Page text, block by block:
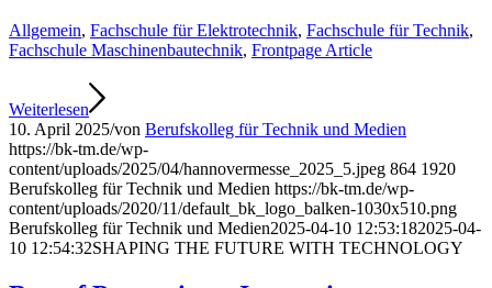
Allgemein, Fachschule für Elektrotechnik, Fachschule für Technik,
Fachschule Maschinenbautechnik, Frontpage Article
Weiterlesen
10. April 2025/von Berufskolleg für Technik und Medien
https://bk-tm.de/wp-
content/uploads/2025/04/hannovermesse_2025_5.jpeg 864 1920
Berufskolleg für Technik und Medien https://bk-tm.de/wp-
content/uploads/2020/11/default_bk_logo_balken-1030x510.png
Berufskolleg für Technik und Medien2025-04-10 12:53:182025-04-
10 12:54:32SHAPING THE FUTURE WITH TECHNOLOGY